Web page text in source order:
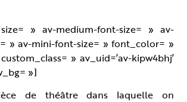
» av-medium-font-size= » av-
» av-mini-font-size= » font_color= »
» av_uid=’av-kipw4bhj’
»]
de théâtre dans laquelle on